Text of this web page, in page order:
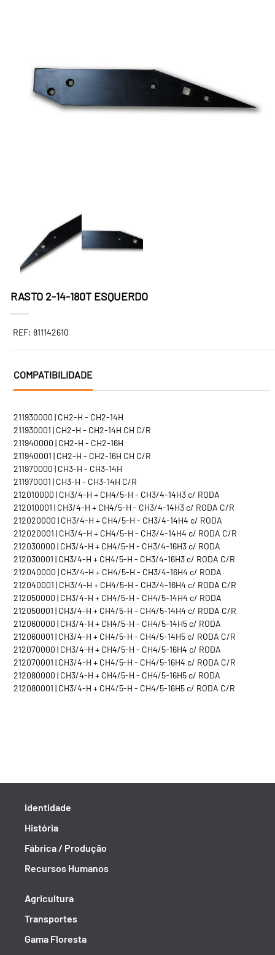
RASTO 2-14-180T ESQUERDO
REF: 811142610
COMPATIBILIDADE
211930000 | CH2-H - CH2-14H
211930001 | CH2-H - CH2-14H CH C/R
211940000 | CH2-H - CH2-16H
211940001 | CH2-H - CH2-16H CH C/R
211970000 | CH3-H - CH3-14H
211970001 | CH3-H - CH3-14H C/R
212010000 | CH3/4-H + CH4/5-H - CH3/4-14H3 c/ RODA
212010001 | CH3/4-H + CH4/5-H - CH3/4-14H3 c/ RODA C/R
212020000 | CH3/4-H + CH4/5-H - CH3/4-14H4 c/ RODA
212020001 | CH3/4-H + CH4/5-H - CH3/4-14H4 c/ RODA C/R
212030000 | CH3/4-H + CH4/5-H - CH3/4-16H3 c/ RODA
212030001 | CH3/4-H + CH4/5-H - CH3/4-16H3 c/ RODA C/R
212040000 | CH3/4-H + CH4/5-H - CH3/4-16H4 c/ RODA
212040001 | CH3/4-H + CH4/5-H - CH3/4-16H4 c/ RODA C/R
212050000 | CH3/4-H + CH4/5-H - CH4/5-14H4 c/ RODA
212050001 | CH3/4-H + CH4/5-H - CH4/5-14H4 c/ RODA C/R
212060000 | CH3/4-H + CH4/5-H - CH4/5-14H5 c/ RODA
212060001 | CH3/4-H + CH4/5-H - CH4/5-14H5 c/ RODA C/R
212070000 | CH3/4-H + CH4/5-H - CH4/5-16H4 c/ RODA
212070001 | CH3/4-H + CH4/5-H - CH4/5-16H4 c/ RODA C/R
212080000 | CH3/4-H + CH4/5-H - CH4/5-16H5 c/ RODA
212080001 | CH3/4-H + CH4/5-H - CH4/5-16H5 c/ RODA C/R
Identidade
História
Fábrica / Produção
Recursos Humanos
Agricultura
Transportes
Gama Floresta